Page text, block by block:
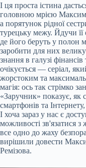
І ця проста істина
головною мрією
а порятунок рідної
турецьку межу. Йдучи її
де його беруть у полон
заробити для них
знання в галузі
очікується — серіал,
жорстоким та
магія: ось так стрімко
«Заручник» показує, як
смартфонів та
І хоча зараз у нас є
можливості зв'язатися
все одно до жаху
вирішили довести
Ремізова.